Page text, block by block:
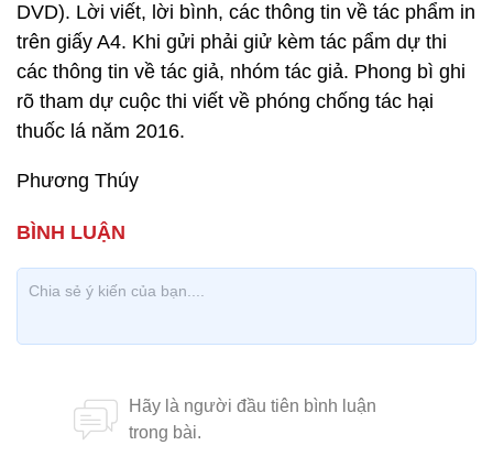
DVD). Lời viết, lời bình, các thông tin về tác phẩm in
trên giấy A4. Khi gửi phải giử kèm tác pẩm dự thi
các thông tin về tác giả, nhóm tác giả. Phong bì ghi
rõ tham dự cuộc thi viết về phóng chống tác hại
thuốc lá năm 2016.
Phương Thúy